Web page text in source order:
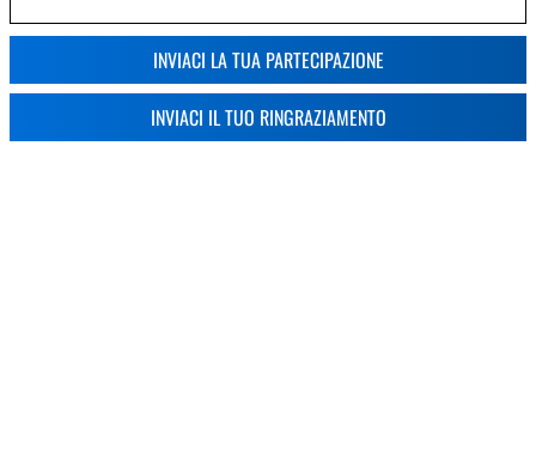
INVIACI LA TUA PARTECIPAZIONE
INVIACI IL TUO RINGRAZIAMENTO